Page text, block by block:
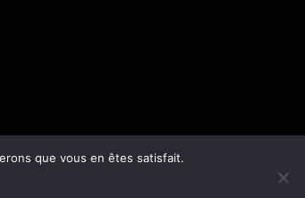
que vous en êtes satisfait.